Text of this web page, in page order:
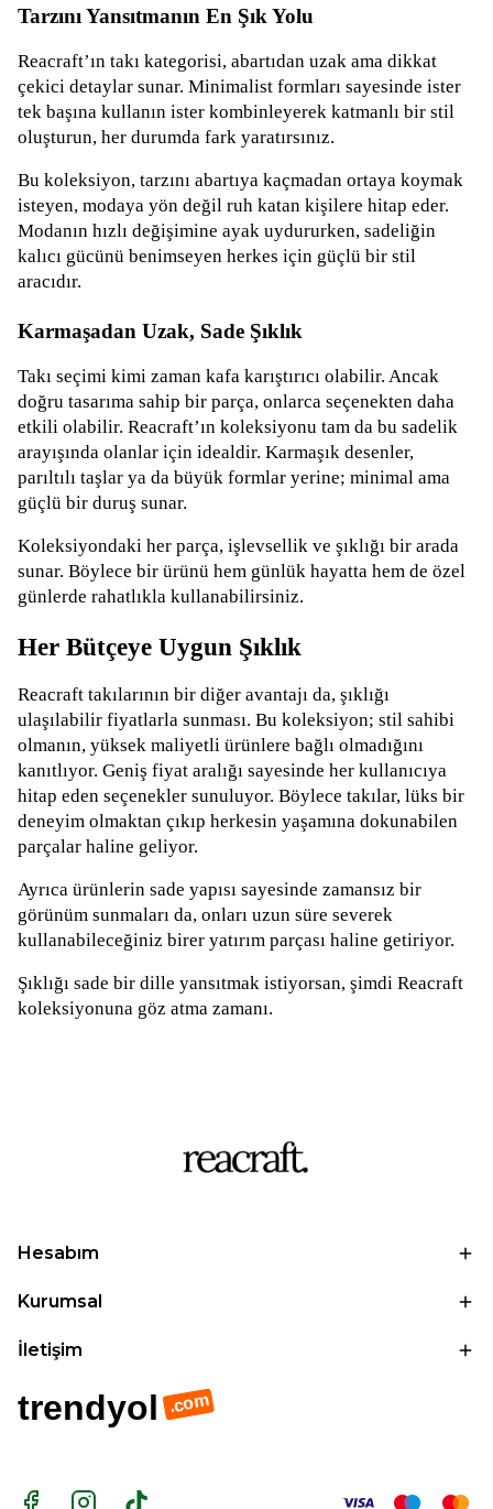
Tarzını Yansıtmanın En Şık Yolu
Reacraft’ın takı kategorisi, abartıdan uzak ama dikkat
çekici detaylar sunar. Minimalist formları sayesinde ister
tek başına kullanın ister kombinleyerek katmanlı bir stil
oluşturun, her durumda fark yaratırsınız.
Bu koleksiyon, tarzını abartıya kaçmadan ortaya koymak
isteyen, modaya yön değil ruh katan kişilere hitap eder.
Modanın hızlı değişimine ayak uydururken, sadeliğin
kalıcı gücünü benimseyen herkes için güçlü bir stil
aracıdır.
Karmaşadan Uzak, Sade Şıklık
Takı seçimi kimi zaman kafa karıştırıcı olabilir. Ancak
doğru tasarıma sahip bir parça, onlarca seçenekten daha
etkili olabilir. Reacraft’ın koleksiyonu tam da bu sadelik
arayışında olanlar için idealdir. Karmaşık desenler,
parıltılı taşlar ya da büyük formlar yerine; minimal ama
güçlü bir duruş sunar.
Koleksiyondaki her parça, işlevsellik ve şıklığı bir arada
sunar. Böylece bir ürünü hem günlük hayatta hem de özel
günlerde rahatlıkla kullanabilirsiniz.
Her Bütçeye Uygun Şıklık
Reacraft takılarının bir diğer avantajı da, şıklığı
ulaşılabilir fiyatlarla sunması. Bu koleksiyon; stil sahibi
olmanın, yüksek maliyetli ürünlere bağlı olmadığını
kanıtlıyor. Geniş fiyat aralığı sayesinde her kullanıcıya
hitap eden seçenekler sunuluyor. Böylece takılar, lüks bir
deneyim olmaktan çıkıp herkesin yaşamına dokunabilen
parçalar haline geliyor.
Ayrıca ürünlerin sade yapısı sayesinde zamansız bir
görünüm sunmaları da, onları uzun süre severek
kullanabileceğiniz birer yatırım parçası haline getiriyor.
Şıklığı sade bir dille yansıtmak istiyorsan, şimdi Reacraft
koleksiyonuna göz atma zamanı.
Hesabım
Kurumsal
İletişim
trendyol .com